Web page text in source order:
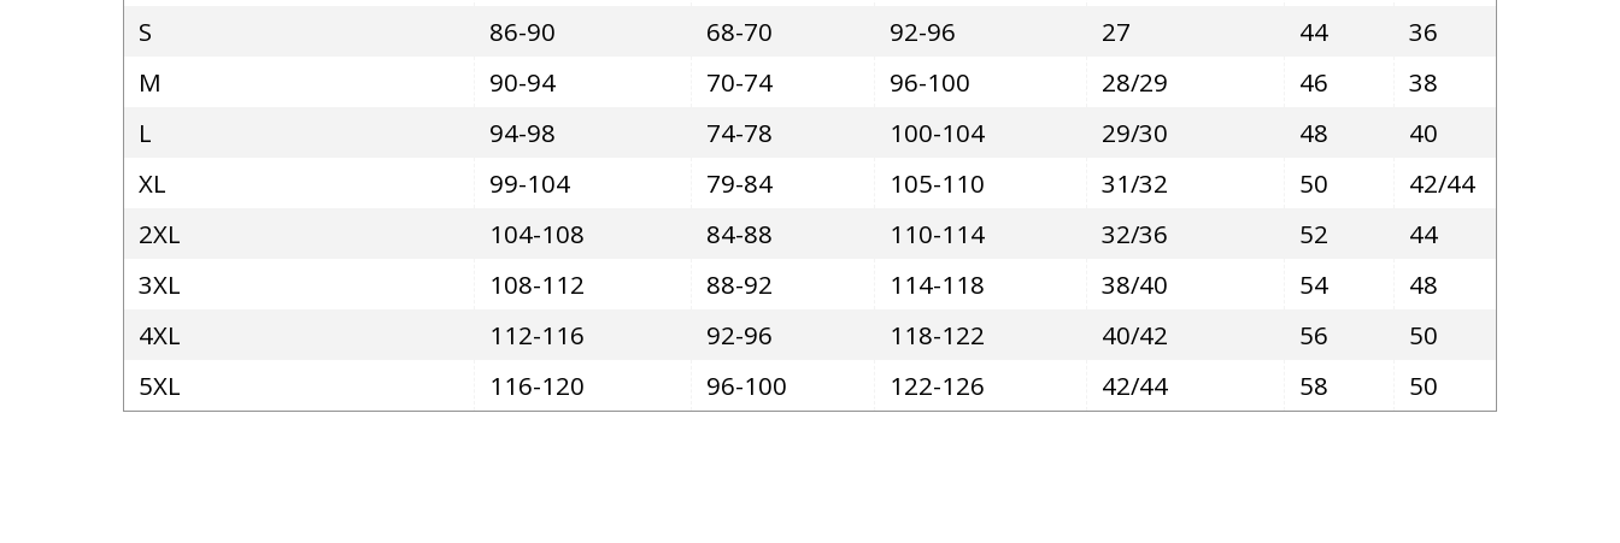
S
86-90 68-70 92-96 27 44
36
M
90-94 70-74 96-100 28/29 46
38
L
94-98 74-78 100-104 29/30 48
40
XL
99-104 79-84 105-110 31/32 50
42/44
2XL
104-108 84-88 110-114 32/36 52
44
3XL
108-112 88-92 114-118 38/40 54
48
4XL
112-116 92-96 118-122 40/42 56
50
5XL
116-120 96-100 122-126 42/44 58 50